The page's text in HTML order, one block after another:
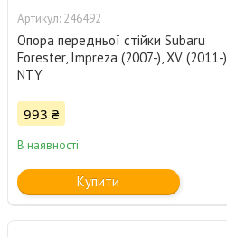
246492
Опора передньої стійки Subaru
Forester, Impreza (2007-), XV (2011-)
NTY
993 ₴
В наявності
Купити